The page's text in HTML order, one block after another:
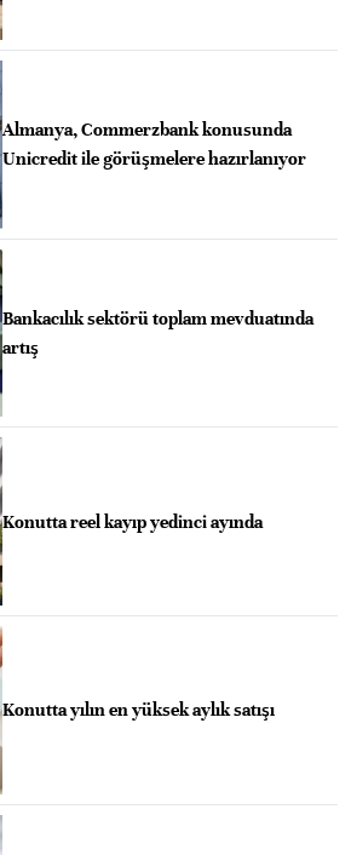
Almanya, Commerzbank konusunda
Unicredit ile görüşmelere hazırlanıyor
Bankacılık sektörü toplam mevduatında
artış
Konutta reel kayıp yedinci ayında
Konutta yılın en yüksek aylık satışı